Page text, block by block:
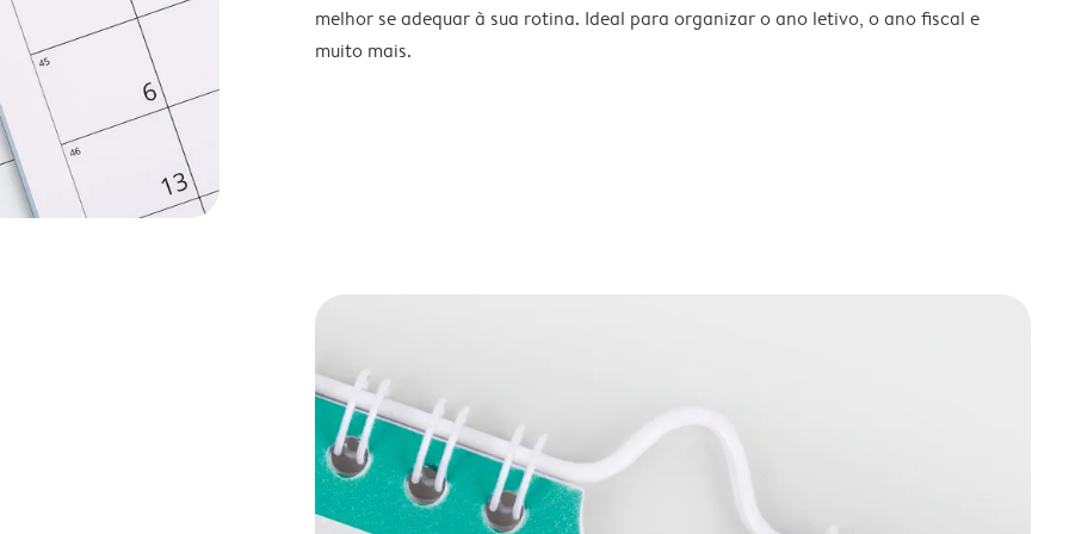
melhor se adequar à sua rotina. Ideal para organizar o ano letivo, o ano fiscal e
muito mais.